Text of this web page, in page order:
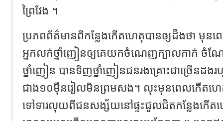
ព្រៃវែង ។
ប្រភពព័ត៌មានពីកន្លែងកើតហេតុបានឲ្យដឹងថា មុន
អ្នកលក់ថ្នាំញៀនឲ្យគេយកចំណេញក្បាលកាក់ ចំណ
ថ្នាំញៀន បានទិញថ្នាំញៀនជនរងគ្រោះជាច្រើនដ
ជាង១០ម៉ឺនរៀលមិនព្រមសង។ លុះមុនពេលកើតហេ
ទៅទារលុយពីជនសង្ស័យនៅផ្ទះជួលជិតកន្លែងកើត